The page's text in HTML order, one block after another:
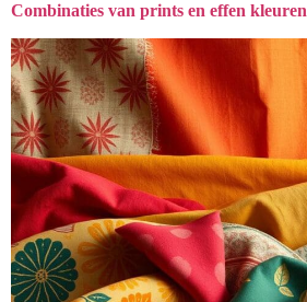
Combinaties van prints en effen kleuren